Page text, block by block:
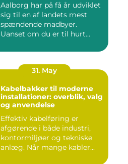
Aalborg har på få år udviklet
sig til en af landets mest
spændende madbyer.
Uanset om du er til hurt...
31. May
Kabelbakker til moderne
installationer: overblik, valg
og anvendelse
Effektiv kabelføring er
afgørende i både industri,
kontormiljøer og tekniske
anlæg. Når mange kabler...